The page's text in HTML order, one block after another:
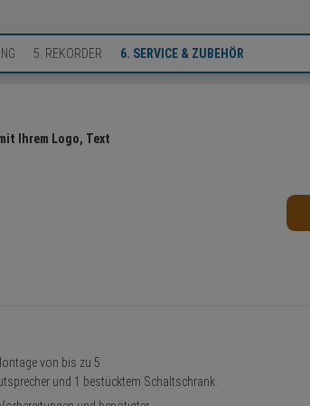
5. REKORDER 6. SERVICE & ZUBEHÖR
Ihrem Logo, Text
von bis zu 5
und 1 bestücktem Schaltschrank.